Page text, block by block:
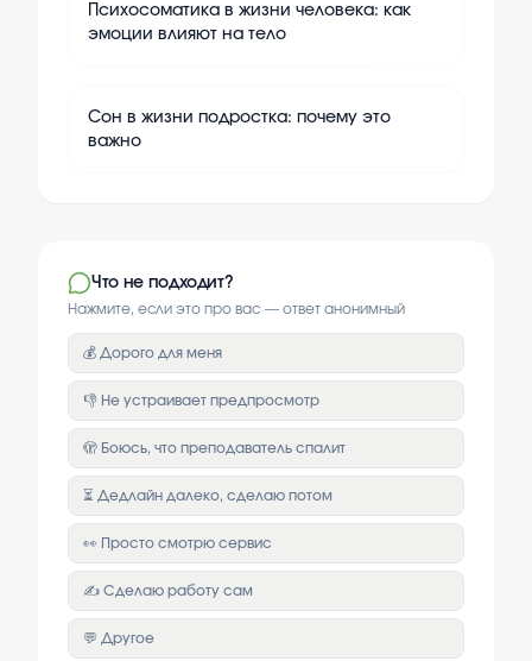
Психосоматика в жизни человека: как
эмоции влияют на тело
Сон в жизни подростка: почему это
важно
Что не подходит?
Нажмите, если это про вас — ответ анонимный
💰 Дорого для меня
👎 Не устраивает предпросмотр
🫣 Боюсь, что преподаватель спалит
⏳ Дедлайн далеко, сделаю потом
👀 Просто смотрю сервис
✍️ Сделаю работу сам
💬 Другое